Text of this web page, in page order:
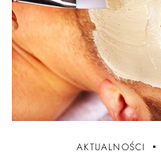
AKTUALNOŚCI